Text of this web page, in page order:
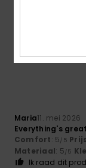
Maria11. mei 2026
Everything's
Comfort: 5/5
Materiaal: 5/5
Ik raad dit